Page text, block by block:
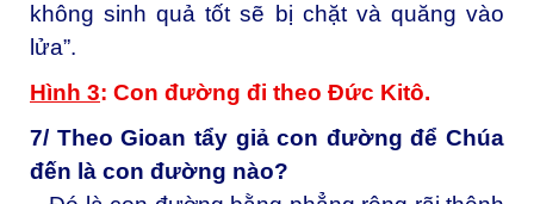
không sinh quả tốt sẽ bị chặt và quăng vào
lửa”.
Hình 3: Con đường đi theo Đức Kitô.
7/ Theo Gioan tẩy giả con đường để Chúa
đến là con đường nào?